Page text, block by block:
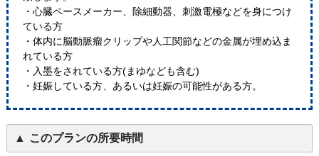
・心臓ペースメーカー、除細動器、刺激電極などを身につけ
ている方
・体内に脳動脈瘤クリップや人工関節などの金属が埋め込ま
れている方
・入墨をされている方(まゆなども含む)
・妊娠している方、あるいは妊娠の可能性がある方。
このプランの所要時間